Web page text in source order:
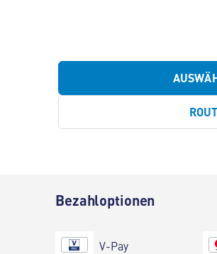
Bezahloptionen
V-Pay